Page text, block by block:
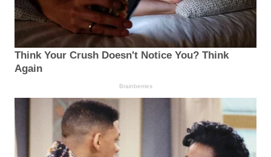
Think Your Crush Doesn't Notice You? Think
Again
Brainberries